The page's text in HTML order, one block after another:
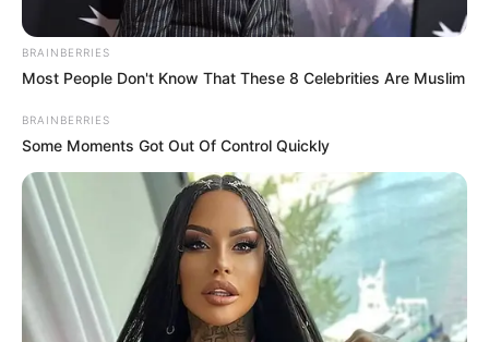
4x Stronger Than Viagra! This To Perform Better
MEDVI
BRAINBERRIES
Most People Don't Know That These 8 Celebrities Are Muslim
BRAINBERRIES
Some Moments Got Out Of Control Quickly